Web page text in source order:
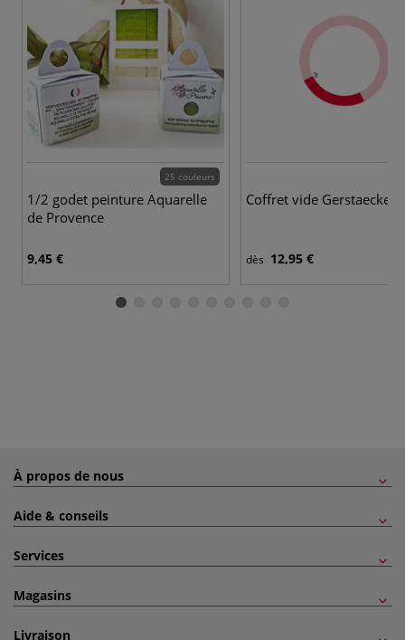
25 couleurs
1/2 godet peinture Aquarelle
de Provence
9,45 €
Coffret vide Gerstaecker
dès 12,95 €
À propos de nous
Aide & conseils
Services
Magasins
Livraison